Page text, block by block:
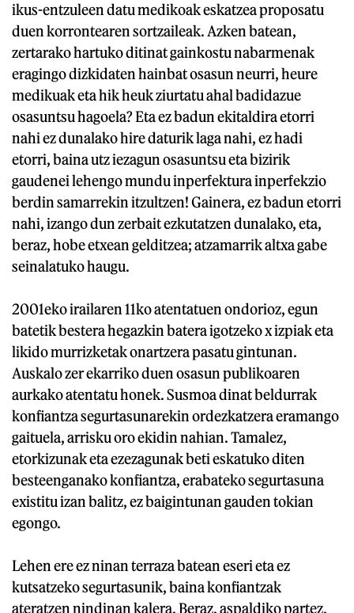
ikus-entzuleen datu medikoak eskatzea proposatu
duen korrontearen sortzaileak. Azken batean,
zertarako hartuko ditinat gainkostu nabarmenak
eragingo dizkidaten hainbat osasun neurri, heure
medikuak eta hik heuk ziurtatu ahal badidazue
osasuntsu hagoela? Eta ez badun ekitaldira etorri
nahi ez dunalako hire daturik laga nahi, ez hadi
etorri, baina utz iezagun osasuntsu eta bizirik
gaudenei lehengo mundu inperfektura inperfekzio
berdin samarrekin itzultzen! Gainera, ez badun etorri
nahi, izango dun zerbait ezkutatzen dunalako, eta,
beraz, hobe etxean gelditzea; atzamarrik altxa gabe
seinalatuko haugu.
2001eko irailaren 11ko atentatuen ondorioz, egun
batetik bestera hegazkin batera igotzeko x izpiak eta
likido murrizketak onartzera pasatu gintunan.
Auskalo zer ekarriko duen osasun publikoaren
aurkako atentatu honek. Susmoa dinat beldurrak
konfiantza segurtasunarekin ordezkatzera eramango
gaituela, arrisku oro ekidin nahian. Tamalez,
etorkizunak eta ezezagunak beti eskatuko diten
besteenganako konfiantza, erabateko segurtasuna
existitu izan balitz, ez baigintunan gauden tokian
egongo.
Lehen ere ez ninan terraza batean eseri eta ez
kutsatzeko segurtasunik, baina konfiantzak
ateratzen nindinan kalera. Beraz, aspaldiko partez,